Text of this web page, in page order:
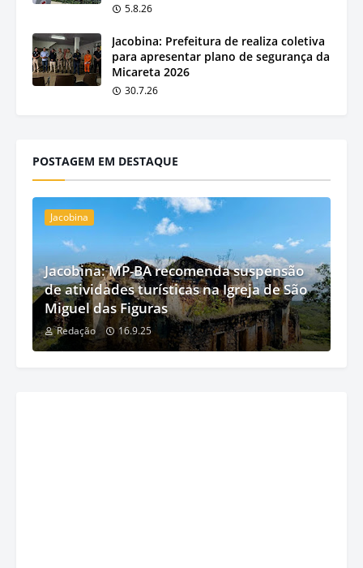
5.8.26
Jacobina: Prefeitura de realiza coletiva
para apresentar plano de segurança da
Micareta 2026
30.7.26
POSTAGEM EM DESTAQUE
Jacobina
Jacobina: MP-BA recomenda suspensão
de atividades turísticas na Igreja de São
Miguel das Figuras
Redação 16.9.25